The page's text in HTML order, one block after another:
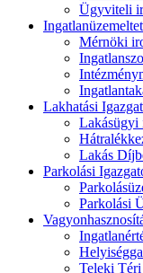
Ügyviteli
Mérnöki
Lakhatási
Lakásügyi
Lakás
Parkolási
Parkolási
Teleki